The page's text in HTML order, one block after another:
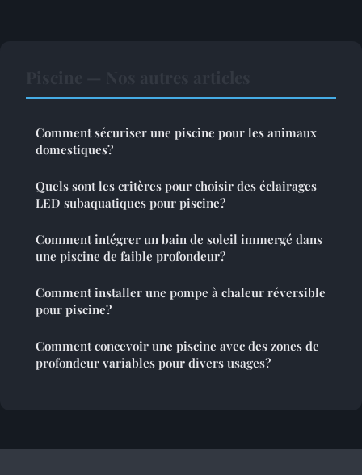
Comment sécuriser une piscine pour les animaux
domestiques?
Quels sont les critères pour choisir des éclairages
LED subaquatiques pour piscine?
Comment intégrer un bain de soleil immergé dans
une piscine de faible profondeur?
Comment installer une pompe à chaleur réversible
pour piscine?
Comment concevoir une piscine avec des zones de
profondeur variables pour divers usages?